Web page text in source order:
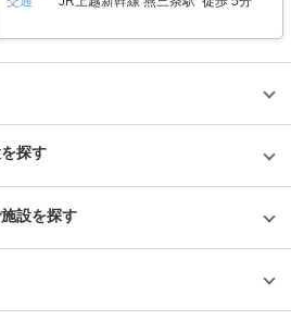
ので、バイクボックスの大きさや立地が気
さい。契約時はバイクのナンバーを確認して
や事務手数料がお得になるキャンペーンも実
ンクルームの施設詳細ページをご覧くださ
だが、順調に拡大を続けているという。人
に強いBOXシェローを採用しており、東証
。また、利用用途で多いのはファミリー層の
若い方や女性、法人企業にも利用いただいて
や本などの趣味や生活用品を自宅以外の押入
用されている傾向があります。 セキュ
ス24で細心の注意
を送り込み部屋の空気を循環させることで荷
キーや専用アプリによる鍵の解錠施錠にも
るため、万が一のことがあっても対応できる
ルでも問い合わせれば、自社の物件管理部隊
キーを解錠でき、スタッフの立会いがなくて
能です。不明点があれば、お気軽にお問い合
探す
設を探す